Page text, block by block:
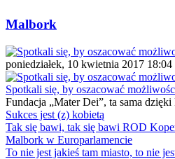
Malbork
poniedziałek, 10 kwietnia 2017 18:04
Spotkali się, by oszacować
Fundacja „Mater Dei”, ta sama
Sukces jest (z) kobietą
Tak się bawi, tak się bawi ROD
Malbork w Europarlamencie
To nie jest jakieś tam miasto, to nie